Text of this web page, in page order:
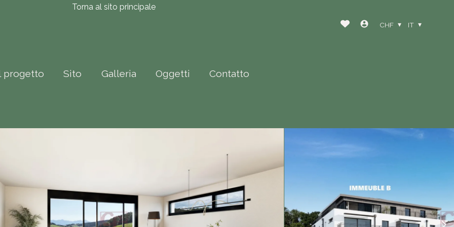
Torna al sito principale
progetto Sito Galleria Oggetti Contatto
CHF IT